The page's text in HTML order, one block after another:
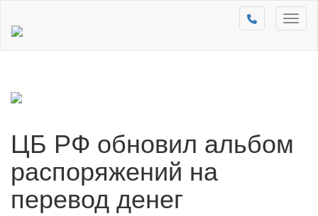
ЦБ РФ обновил альбом
распоряжений на
перевод денег